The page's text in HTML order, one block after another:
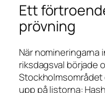
Ett
prövning
När nomineringarna
riksdagsval började
upp på listorna: